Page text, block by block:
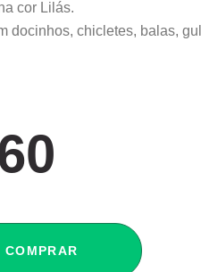
cor Lilás.
docinhos, chicletes, balas,
COMPRAR